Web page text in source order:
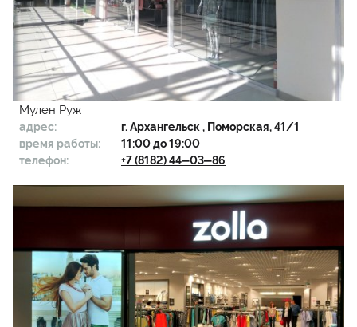
Мулен Руж
адрес: г.Архангельск, ​Поморская, 41/1
время работы:
11:00 до 19:00
телефон:
+7 (8182) 44‒03‒86